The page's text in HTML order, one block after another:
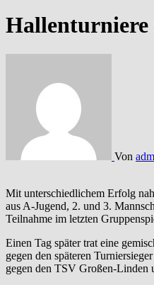
Hallenturniere
Von
Mit unterschiedlichem Erfolg nahmen Abordnungen unserer Aktiven an den Hallenturnieren in Niedergirmes und Burgsolms teil. Im Turnier für „A-Liga und Tiefer“ des SC Niedergirmes schied eine Mischung
aus A-Jugend, 2. und 3.
Teilnahme im letzten
Einen Tag später trat eine
gegen den späteren
gegen den TSV Großen-